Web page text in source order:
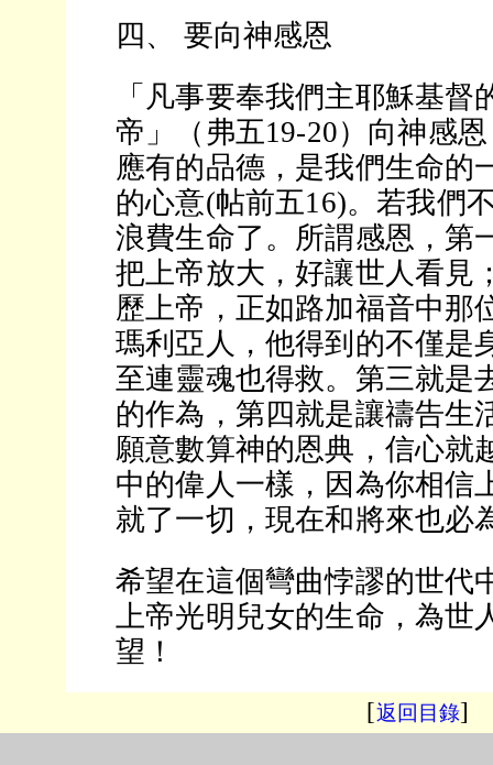
四、 要向神感恩
「凡事要奉我們主耶穌基督
帝」（弗五19-20）向神感
應有的品德，是我們生命的
的心意(帖前五16)。若我們
浪費生命了。所謂感恩，第
把上帝放大，好讓世人看見
歷上帝，正如路加福音中那
瑪利亞人，他得到的不僅是
至連靈魂也得救。第三就是
的作為，第四就是讓禱告生
願意數算神的恩典，信心就
中的偉人一樣，因為你相信
就了一切，現在和將來也必
希望在這個彎曲悖謬的世代
上帝光明兒女的生命，為世
望！
[返回目錄]